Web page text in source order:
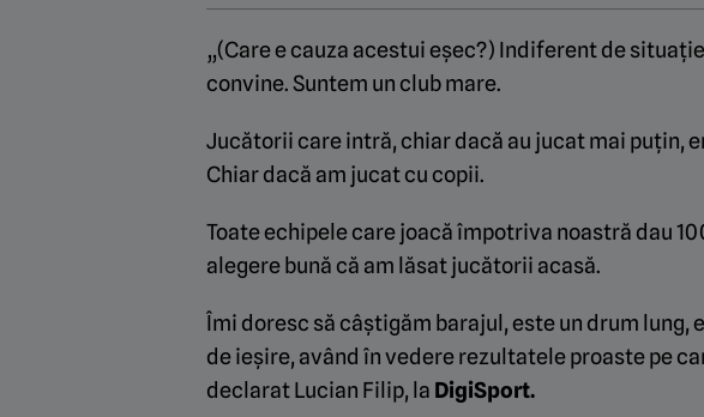
„(Care e cauza acestui eșec?) Indiferent de
convine. Suntem un club mare.
Jucătorii care intră, chiar dacă au jucat mai puțin,
Chiar dacă am jucat cu copii.
Toate echipele care joacă împotriva noastră dau
alegere bună că am lăsat jucătorii acasă.
Îmi doresc să câștigăm barajul, este un drum lung,
de ieșire, având în vedere rezultatele proaste pe
declarat Lucian Filip, la DigiSport.